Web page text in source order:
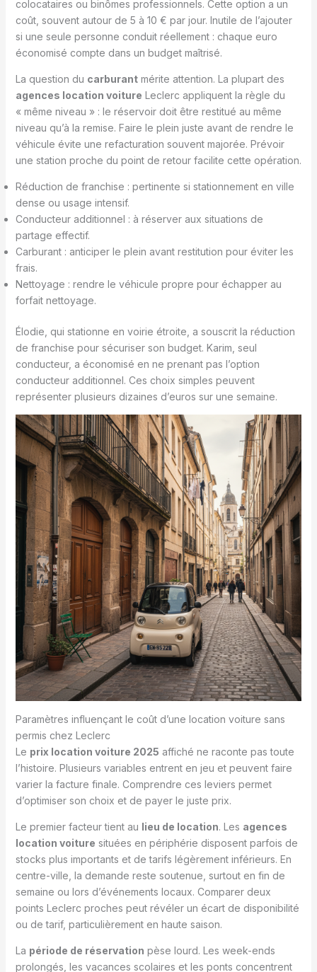
colocataires ou binômes professionnels. Cette option a un
coût, souvent autour de 5 à 10 € par jour. Inutile de l’ajouter
si une seule personne conduit réellement : chaque euro
économisé compte dans un budget maîtrisé.
La question du carburantmérite attention. La plupart des
agences location voiture Leclerc appliquent la règle du
« même niveau » : le réservoir doit être restitué au même
niveau qu’à la remise. Faire le plein juste avant de rendre le
véhicule évite une refacturation souvent majorée. Prévoir
une station proche du point de retour facilite cette opération.
Réduction de franchise : pertinente si stationnement en ville
dense ou usage intensif.
Conducteur additionnel : à réserver aux situations de
partage effectif.
Carburant : anticiper le plein avant restitution pour éviter les
frais.
Nettoyage : rendre le véhicule propre pour échapper au
forfait nettoyage.
Élodie, qui stationne en voirie étroite, a souscrit la réduction
de franchise pour sécuriser son budget. Karim, seul
conducteur, a économisé en ne prenant pas l’option
conducteur additionnel. Ces choix simples peuvent
représenter plusieurs dizaines d’euros sur une semaine.
Paramètres influençant le coût d’une location voiture sans
permis chez Leclerc
Le prix location voiture 2025 affiché ne raconte pas toute
l’histoire. Plusieurs variables entrent en jeu et peuvent faire
varier la facture finale. Comprendre ces leviers permet
d’optimiser son choix et de payer le juste prix.
Le premier facteur tient au lieu de location. Les agences
location voiture situées en périphérie disposent parfois de
stocks plus importants et de tarifs légèrement inférieurs. En
centre-ville, la demande reste soutenue, surtout en fin de
semaine ou lors d’événements locaux. Comparer deux
points Leclerc proches peut révéler un écart de disponibilité
ou de tarif, particulièrement en haute saison.
La période de réservation pèse lourd. Les week-ends
prolongés, les vacances scolaires et les ponts concentrent